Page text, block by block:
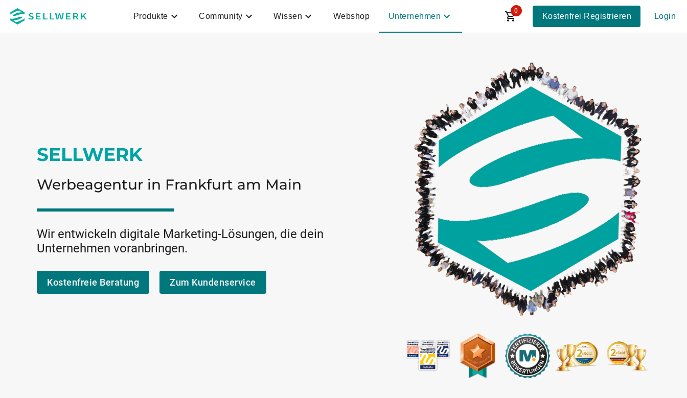
Zum Hauptinhalt
Produkte Community Wissen Webshop Unternehmen
0
Kostenfrei Registrieren Login
SELLWERK
Werbeagentur in Frankfurt am Main
Wir entwickeln digitale Marketing-Lösungen, die dein
Unternehmen voranbringen.
Kostenfreie Beratung Zum Kundenservice